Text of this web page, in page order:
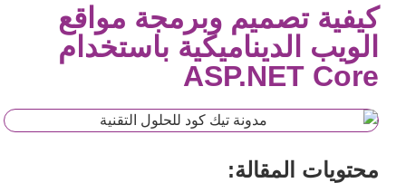
كيفية تصميم وبرمجة مواقع
الويب الديناميكية باستخدام
ASP.NET Core
محتويات المقالة: